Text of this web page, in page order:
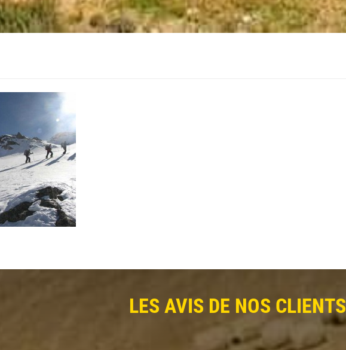
LES AVIS DE NOS CLIENTS